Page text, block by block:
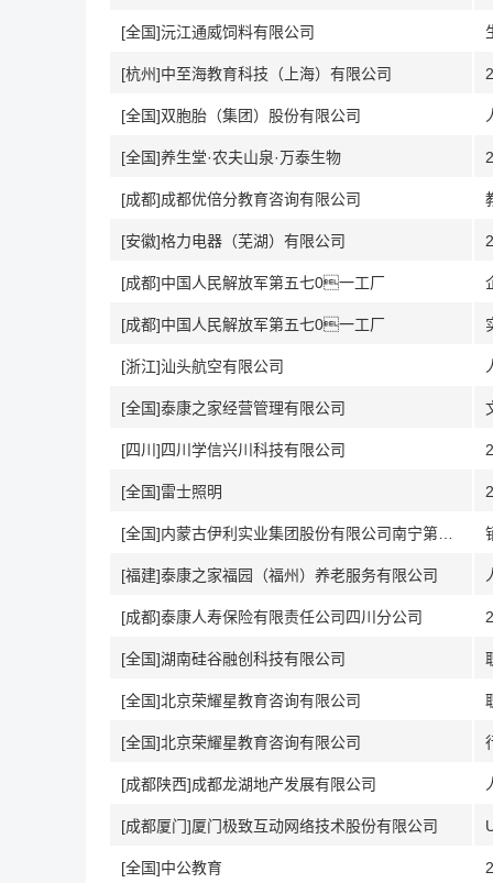
[全国]沅江通威饲料有限公司
[杭州]中至海教育科技（上海）有限公司
[全国]双胞胎（集团）股份有限公司
[全国]养生堂·农夫山泉·万泰生物
[成都]成都优倍分教育咨询有限公司
[安徽]格力电器（芜湖）有限公司
[成都]中国人民解放军第五七0一工厂
[成都]中国人民解放军第五七0一工厂
[浙江]汕头航空有限公司
[全国]泰康之家经营管理有限公司
[四川]四川学信兴川科技有限公司
[全国]雷士照明
[福建]泰康之家福园（福州）养老服务有限公司
[成都]泰康人寿保险有限责任公司四川分公司
[全国]湖南硅谷融创科技有限公司
[全国]北京荣耀星教育咨询有限公司
[全国]北京荣耀星教育咨询有限公司
[成都陕西]成都龙湖地产发展有限公司
[成都厦门]厦门极致互动网络技术股份有限公司
[全国]中公教育